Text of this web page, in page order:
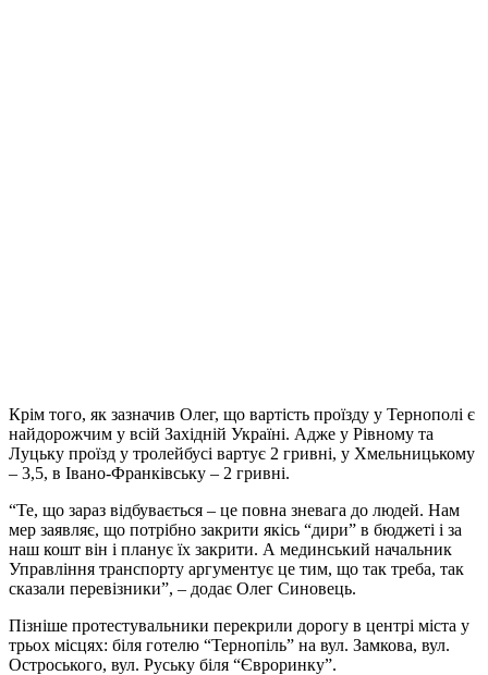
Крім того, як зазначив Олег, що вартість проїзду у Тернополі є
найдорожчим у всій Західній Україні. Адже у Рівному та
Луцьку проїзд у тролейбусі вартує 2 гривні, у Хмельницькому
– 3,5, в Івано-Франківську – 2 гривні.
“Те, що зараз відбувається – це повна зневага до людей. Нам
мер заявляє, що потрібно закрити якісь “дири” в бюджеті і за
наш кошт він і планує їх закрити. А мединський начальник
Управління транспорту аргументує це тим, що так треба, так
сказали перевізники”, – додає Олег Синовець.
Пізніше протестувальники перекрили дорогу в центрі міста у
трьох місцях: біля готелю “Тернопіль” на вул. Замкова, вул.
Остроського, вул. Руську біля “Євроринку”.